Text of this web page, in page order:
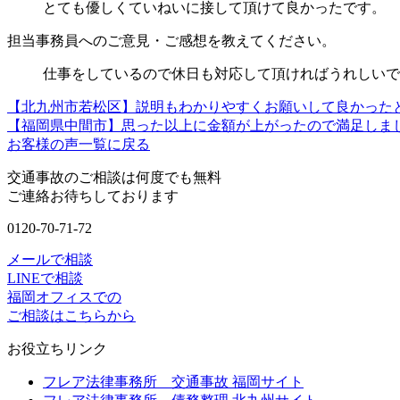
とても優しくていねいに接して頂けて良かったです。
担当事務員へのご意見・ご感想を教えてください。
仕事をしているので休日も対応して頂ければうれしいで
【北九州市若松区】説明もわかりやすくお願いして良かった
【福岡県中間市】思った以上に金額が上がったので満足しま
お客様の声一覧に戻る
交通事故のご相談は何度でも無料
ご連絡お待ちしております
0120-70-71-72
メールで相談
LINEで相談
福岡オフィスでの
ご相談はこちらから
お役立ちリンク
フレア法律事務所 交通事故 福岡サイト